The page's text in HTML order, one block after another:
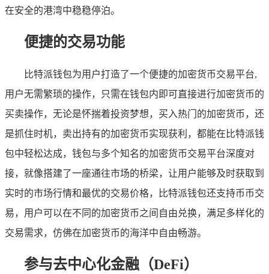
在安全的港湾中稳稳停泊。
便捷的交易功能
比特派钱包为用户打造了一个便捷的加密货币交易平台,
用户无需繁琐的操作，只需在钱包内即可直接进行加密货币的
买卖操作，无论是怀揣着投资梦想，买入热门的加密货币，还
是抓住时机，卖出持有的加密货币实现获利，都能在比特派钱
包中轻松达成，钱包与多个知名的加密货币交易平台深度对
接，就像搭建了一座通往市场的桥梁，让用户能够及时获取到
实时的市场行情和最优的交易价格，比特派钱包还支持币币交
易，用户可以在不同的加密货币之间自由兑换，满足多样化的
交易需求，仿佛在加密货币的海洋中自由畅游。
参与去中心化金融（DeFi）